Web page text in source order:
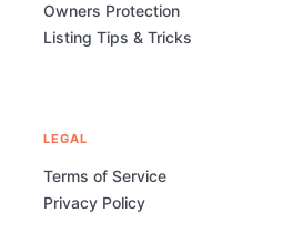
Owners Protection
Listing Tips & Tricks
LEGAL
Terms of Service
Privacy Policy